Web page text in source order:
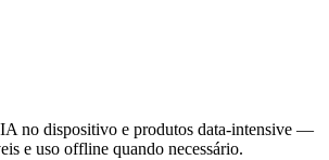
no dispositivo e produtos data-intensive —
e uso offline quando necessário.